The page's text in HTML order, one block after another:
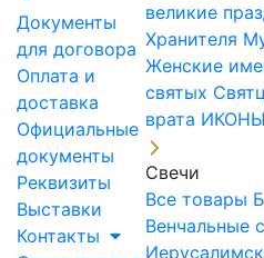
Документы
для договора
Оплата и
доставка
Официальные
документы
Реквизиты
Выставки
Контакты
великие
Хранителя
Женские
святых
врата
Свечи
Все товары
Венчальные